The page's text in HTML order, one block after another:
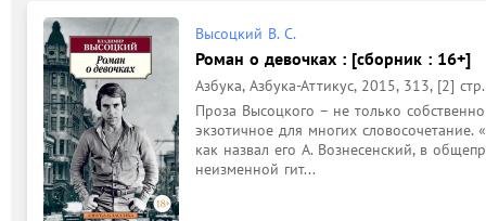
Высоцкий В. С.
Роман о девочках : [сборник : 16+]
Азбука, Азбука-Аттикус, 2015, 313, [2] стр.
Проза Высоцкого – не только
экзотичное для многих
как назвал его А. Вознесенский, в
неизменной гит...